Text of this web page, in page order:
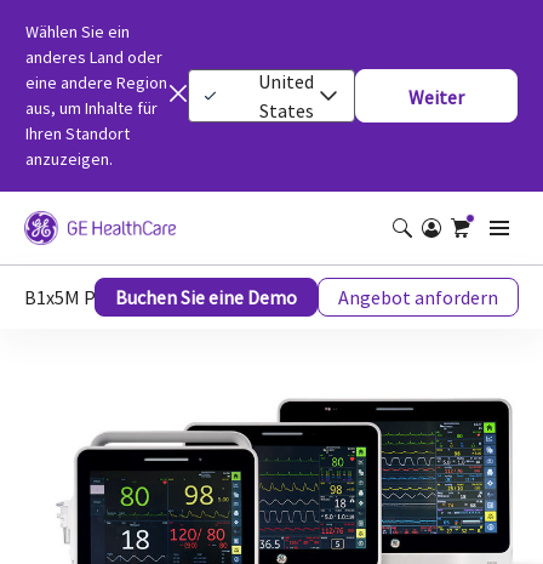
Wählen Sie ein
anderes Land oder
eine andere Region
aus, um Inhalte für
Ihren Standort
anzuzeigen.
United
States
Weiter
B1x5M Patientenmonitore
Buchen Sie eine Demo Angebot anfordern